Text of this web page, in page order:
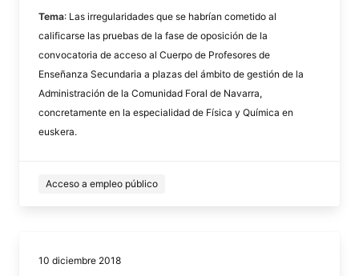
Tema: Las irregularidades que se habrían cometido al
calificarse las pruebas de la fase de oposición de la
convocatoria de acceso al Cuerpo de Profesores de
Enseñanza Secundaria a plazas del ámbito de gestión de la
Administración de la Comunidad Foral de Navarra,
concretamente en la especialidad de Física y Química en
euskera.
Acceso a empleo público
10 diciembre 2018